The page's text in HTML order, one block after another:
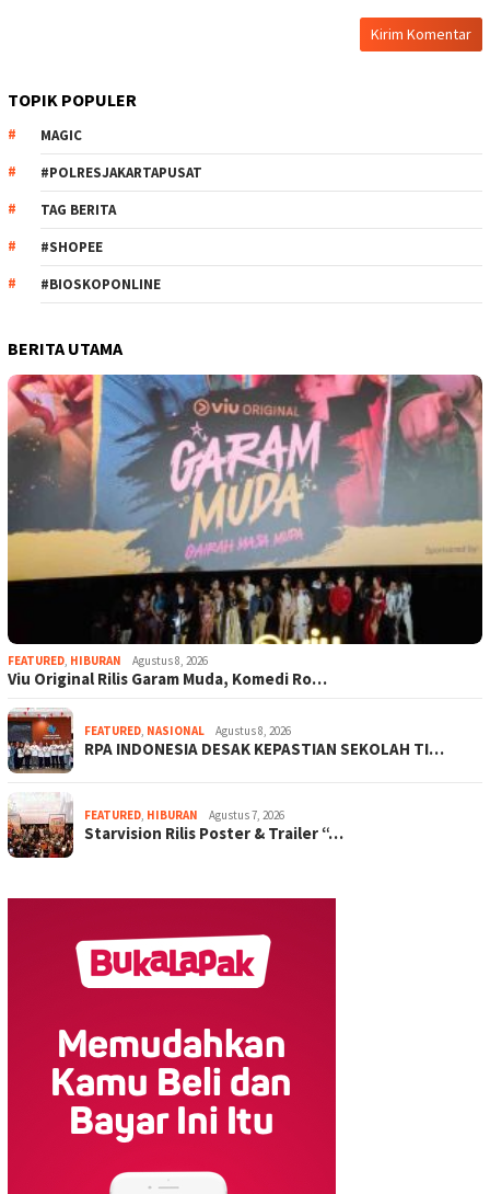
TOPIK POPULER
MAGIC
#POLRESJAKARTAPUSAT
TAG BERITA
#SHOPEE
#BIOSKOPONLINE
BERITA UTAMA
FEATURED, HIBURAN Agustus 8, 2026
Viu Original Rilis Garam Muda, Komedi Ro…
FEATURED, NASIONAL Agustus 8, 2026
RPA INDONESIA DESAK KEPASTIAN SEKOLAH TI…
FEATURED, HIBURAN Agustus 7, 2026
Starvision Rilis Poster & Trailer “…